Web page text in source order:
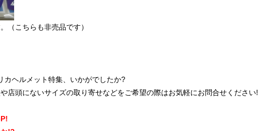
（こちらも非売品です）
カヘルメット特集、いかがでしたか?
店頭にないサイズの取り寄せなどをご希望の際はお気軽にお問合せください!